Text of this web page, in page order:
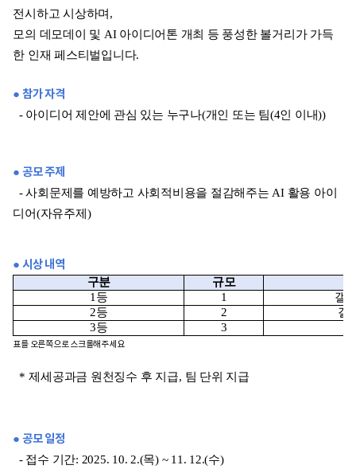
전시하고 시상하며,
모의 데모데이 및 AI 아이디어톤 개최 등 풍성한 볼거리가 가득
한 인재 페스티벌입니다.
● 참가 자격
- 아이디어 제안에 관심 있는 누구나(개인 또는 팀(4인 이내))
● 공모 주제
- 사회문제를 예방하고 사회적비용을 절감해주는 AI 활용 아이
디어(자유주제)
● 시상 내역
구분
규모
1 등 1
갤
2등 2
갤
3등 3
표를 오른쪽으로 스크롤해주세요
*제세공과금 원천징수 후 지급, 팀 단위 지급
● 공모 일정
- 접수 기간: 2025. 10. 2.(목) ~ 11. 12.(수)